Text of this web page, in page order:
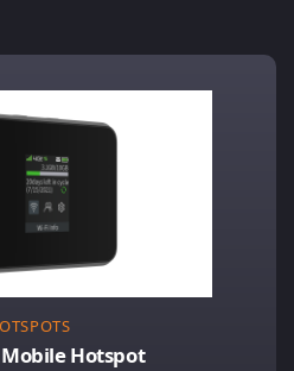
Hotspot